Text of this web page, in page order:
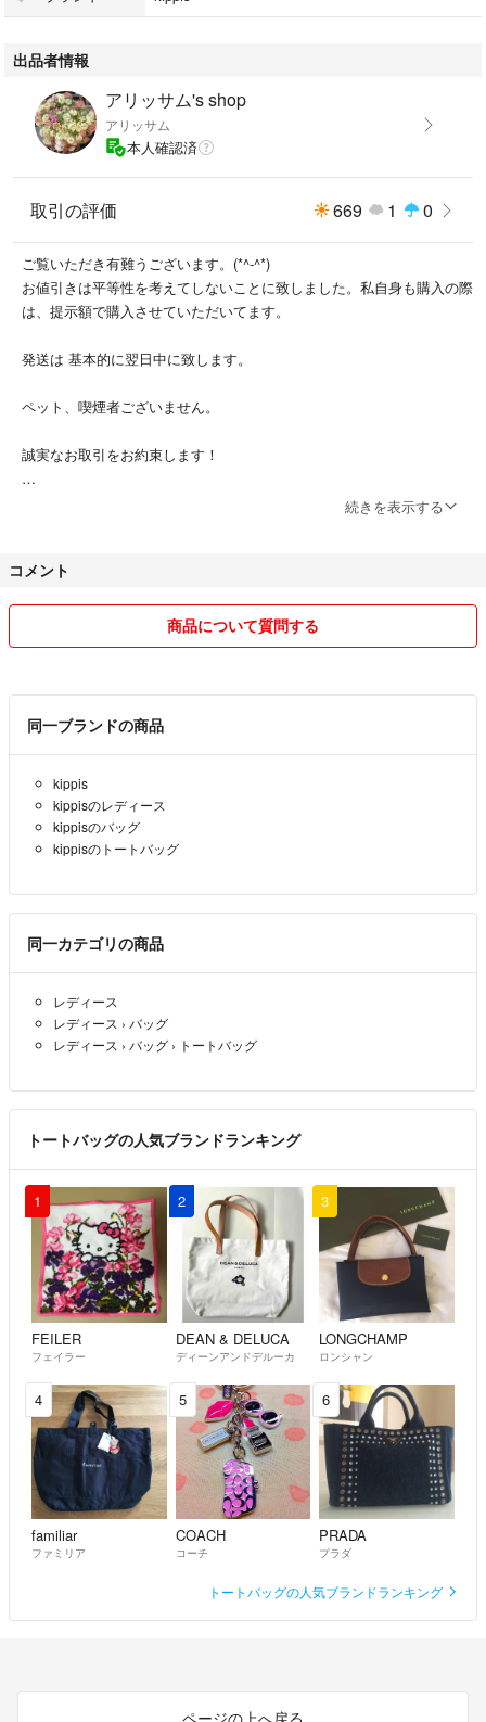
出品者情報
アリッサム's shop
アリッサム
本人確認済
取引の評価 669 1 0
ご覧いただき有難うございます。(*^-^*)
お値引きは平等性を考えてしないことに致しました。私自身も購入の際
は、提示額で購入させていただいてます。
発送は 基本的に翌日中に致します。
ペット、喫煙者ございません。
誠実なお取引をお約束します！
○ 土曜日の配達の休止
その為、土日祝日を挟んだ場合は到着まで
お時間かかってしまう事がありますが、
続きを表示する
コメント
商品について質問する
同一ブランドの商品
kippis
kippisのレディース
kippisのバッグ
kippisのトートバッグ
同一カテゴリの商品
レディース
レディース › バッグ
レディース › バッグ › トートバッグ
トートバッグの人気ブランドランキング
1
FEILER
フェイラー
2
DEAN & DELUCA
ディーンアンドデルーカ
3
LONGCHAMP
ロンシャン
4
familiar
ファミリア
5
COACH
コーチ
6
PRADA
プラダ
トートバッグの人気ブランドランキング